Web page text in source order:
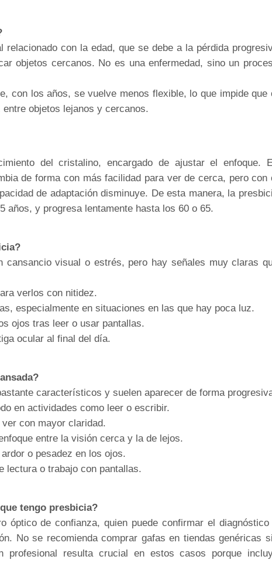
relacionado con la edad, que se debe a la pérdida
objetos cercanos. No es una enfermedad, sino un
con los años, se vuelve menos flexible, lo que impide que
objetos lejanos y cercanos.
del cristalino, encargado de ajustar el enfoque.
de forma con más facilidad para ver de cerca, pero con
de adaptación disminuye. De esta manera, la
años, y progresa lentamente hasta los 60 o 65.
cansancio visual o estrés, pero hay señales muy claras
verlos con nitidez.
especialmente en situaciones en las que hay poca luz.
ojos tras leer o usar pantallas.
ocular al final del día.
característicos y suelen aparecer de forma
en actividades como leer o escribir.
con mayor claridad.
entre la visión cerca y la de lejos.
o pesadez en los ojos.
lectura o trabajo con pantallas.
tengo presbicia?
óptico de confianza, quien puede confirmar el diagnóstico
No se recomienda comprar gafas en tiendas genéricas
profesional resulta crucial en estos casos porque